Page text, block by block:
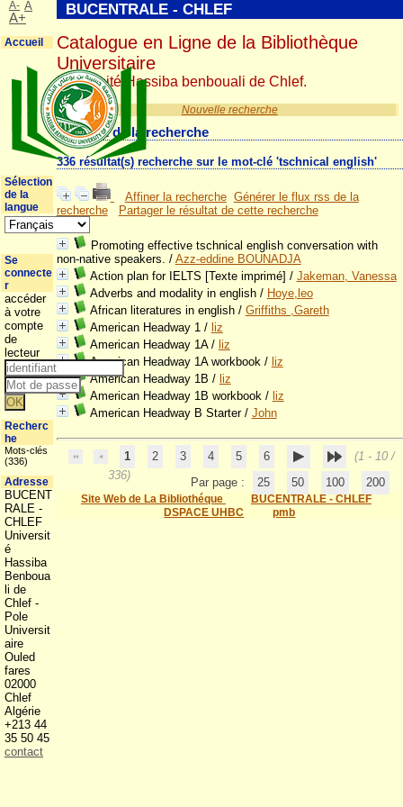
Nouvelle recherche
Résultat de la recherche
336 résultat(s) recherche sur le mot-clé 'tschnical english'
Affiner la recherche Générer le flux rss de la
recherche
Partager le résultat de cette recherche
Promoting effective tschnical english conversation with
non-native speakers. / Azz-eddine BOUNADJA
Action plan for IELTS [Texte imprimé] / Jakeman, Vanessa
Adverbs and modality in english/ Hoye,leo
African literatures in english/ Griffiths ,Gareth
American Headway 1/ liz
American Headway 1A/ liz
American Headway 1A workbook/ liz
American Headway 1B / liz
American Headway 1B workbook/ liz
American Headway B Starter/ John
1 2 3 4 5 6
(1 - 10 /
336)
Par page : 25 50 100 200
Site Web de La Bibliothéque
BUCENTRALE - CHLEF
DSPACE UHBC
pmb
BUCENTRALE - CHLEF
Catalogue en Ligne de la Bibliothèque
Universitaire
Université Hassiba benbouali de Chlef.
A- A
A+
Accueil
Sélection
de la
langue
Se
connecte
r
accéder
à votre
compte
de
lecteur
Recherc
he
Mots-clés
(336)
Adresse
BUCENT
RALE -
CHLEF
Universit
é
Hassiba
Benboua
li de
Chlef -
Pole
Universit
aire
Ouled
fares
02000
Chlef
Algérie
+213 44
35 50 45
contact